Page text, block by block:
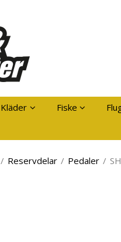
Kläder Fiske
/ Reservdelar / Pedaler /